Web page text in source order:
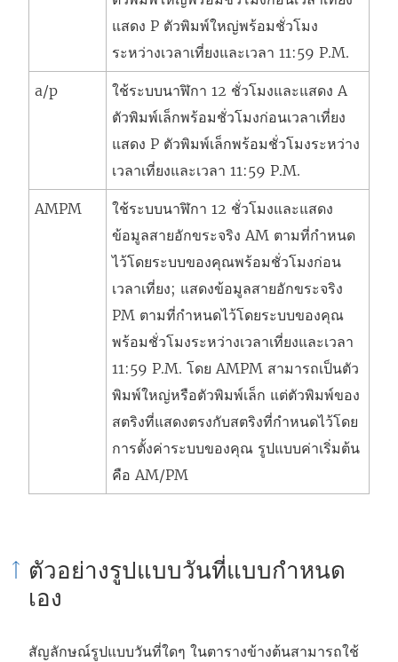
แสดง P ตัวพิมพ์ใหญ่พร้อมชั่วโมง
ระหว่างเวลาเที่ยงและเวลา 11:59 P.M.
a/p
ใช้ระบบนาฬิกา 12 ชั่วโมงและแสดง A
ตัวพิมพ์เล็กพร้อมชั่วโมงก่อนเวลาเที่ยง
แสดง P ตัวพิมพ์เล็กพร้อมชั่วโมงระหว่าง
เวลาเที่ยงและเวลา 11:59 P.M.
AMPM
ใช้ระบบนาฬิกา 12 ชั่วโมงและแสดง
ข้อมูลสายอักขระจริง AM ตามที่กำหนด
ไว้โดยระบบของคุณพร้อมชั่วโมงก่อน
เวลาเที่ยง; แสดงข้อมูลสายอักขระจริง
PM ตามที่กำหนดไว้โดยระบบของคุณ
พร้อมชั่วโมงระหว่างเวลาเที่ยงและเวลา
11:59 P.M. โดย AMPM สามารถเป็นตัว
พิมพ์ใหญ่หรือตัวพิมพ์เล็ก แต่ตัวพิมพ์ของ
สตริงที่แสดงตรงกับสตริงที่กำหนดไว้โดย
การตั้งค่าระบบของคุณ รูปแบบค่าเริ่มต้น
คือ AM/PM
ตัวอย่างรูปแบบวันที่แบบกำหนด
เอง
สัญลักษณ์รูปแบบวันที่ใดๆ ในตารางข้างต้นสามารถใช้